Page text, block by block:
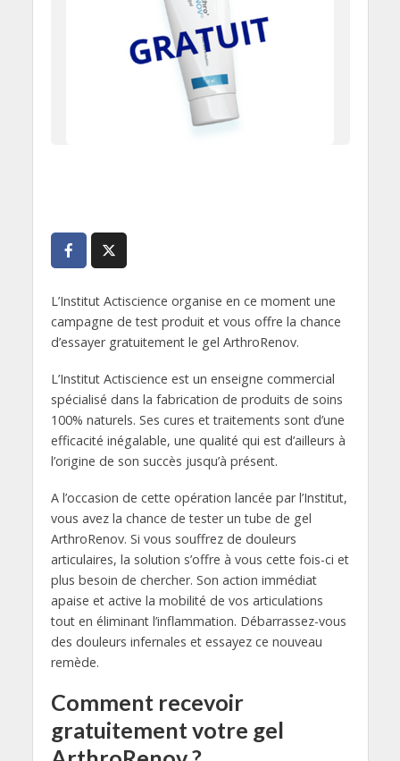
L’Institut Actiscience organise en ce moment une
campagne de test produit et vous offre la chance
d’essayer gratuitement le gel ArthroRenov.
L’Institut Actiscience est un enseigne commercial
spécialisé dans la fabrication de produits de soins
100% naturels. Ses cures et traitements sont d’une
efficacité inégalable, une qualité qui est d’ailleurs à
l’origine de son succès jusqu’à présent.
A l’occasion de cette opération lancée par l’Institut,
vous avez la chance de tester un tube de gel
ArthroRenov. Si vous souffrez de douleurs
articulaires, la solution s’offre à vous cette fois-ci et
plus besoin de chercher. Son action immédiat
apaise et active la mobilité de vos articulations
tout en éliminant l’inflammation. Débarrassez-vous
des douleurs infernales et essayez ce nouveau
remède.
Comment recevoir
gratuitement votre gel